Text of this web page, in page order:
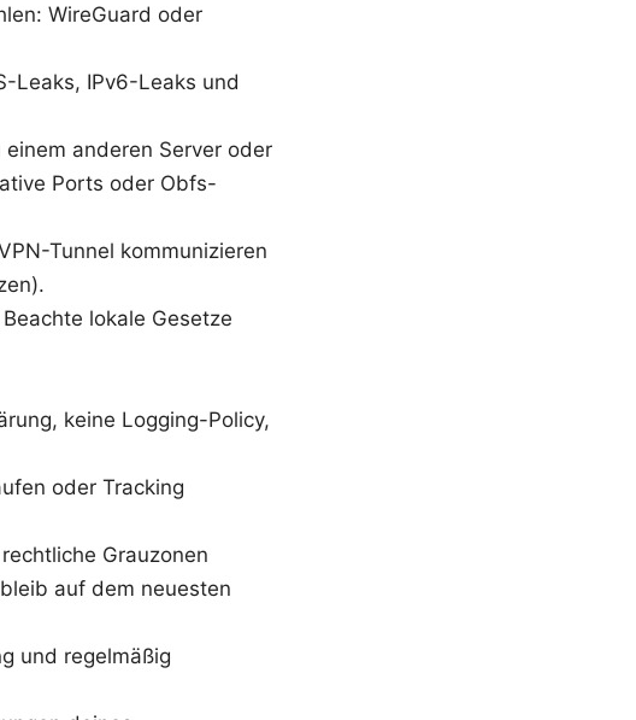
WireGuard oder
Leaks, IPv6-Leaks und
anderen Server oder
Ports oder Obfs-
Tunnel kommunizieren
lokale Gesetze
keine Logging-Policy,
oder Tracking
Grauzonen
auf dem neuesten
und regelmäßig